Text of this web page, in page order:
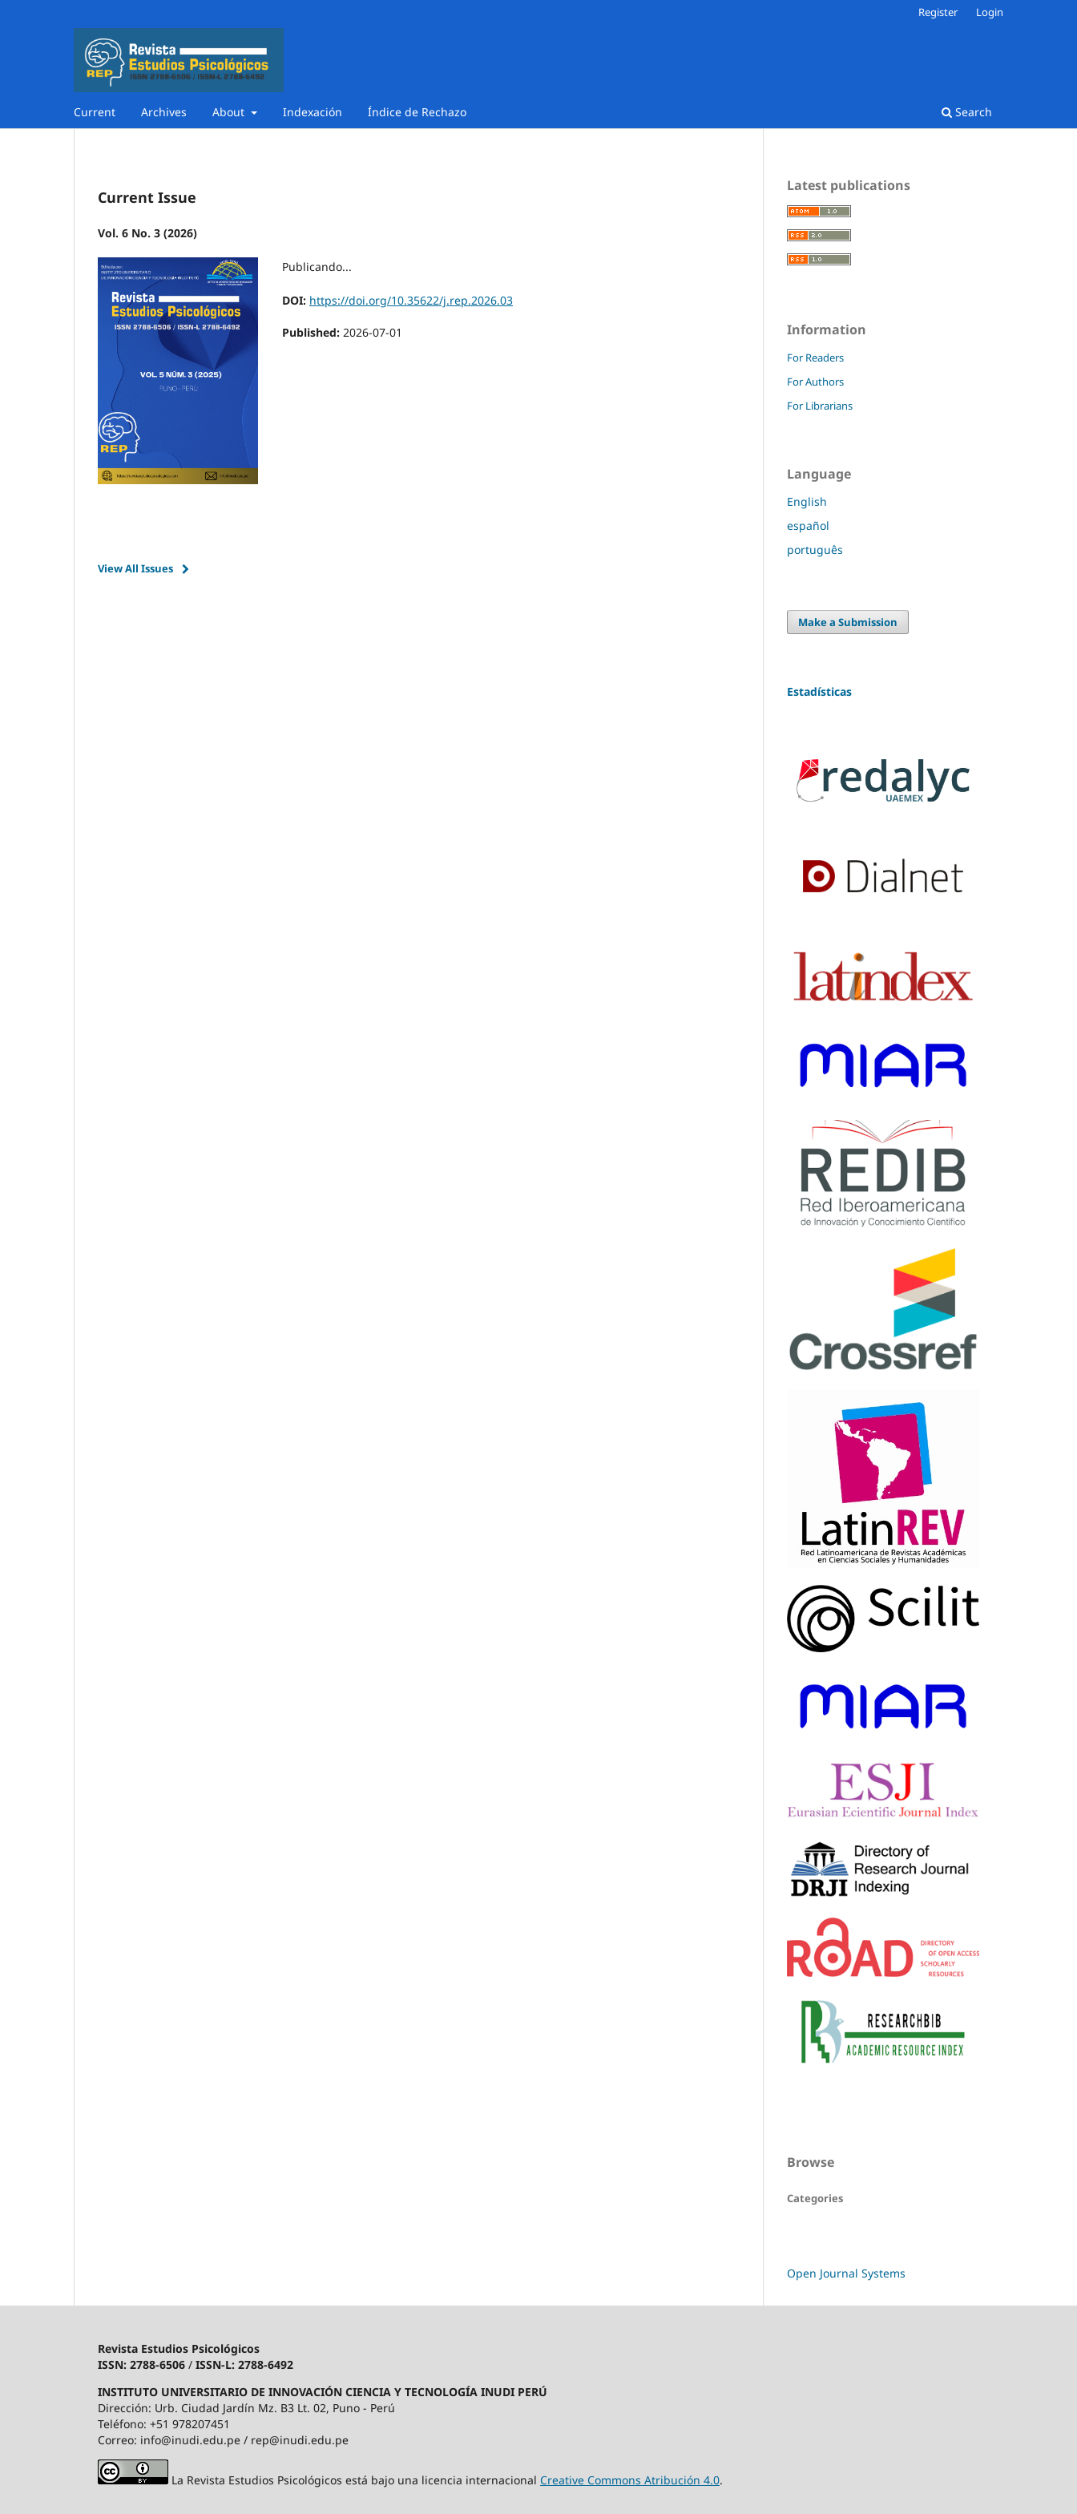
Current Archives About Indexación Índice de Rechazo Search
Register Login
Current Issue
Vol. 6 No. 3 (2026)
Publicando...
DOI: https://doi.org/10.35622/j.rep.2026.03
Published: 2026-07-01
View All Issues
Latest publications
Information
For Readers
For Authors
For Librarians
Language
English
español
português
Make a Submission
Estadísticas
Browse
Categories
Open Journal Systems
Revista Estudios Psicológicos
ISSN: 2788-6506 / ISSN-L: 2788-6492
INSTITUTO UNIVERSITARIO DE INNOVACIÓN CIENCIA Y TECNOLOGÍA INUDI PERÚ
Dirección: Urb. Ciudad Jardín Mz. B3 Lt. 02, Puno - Perú
Teléfono: +51 978207451
Correo: info@inudi.edu.pe / rep@inudi.edu.pe
La Revista Estudios Psicológicos está bajo una licencia internacional Creative Commons Atribución 4.0.